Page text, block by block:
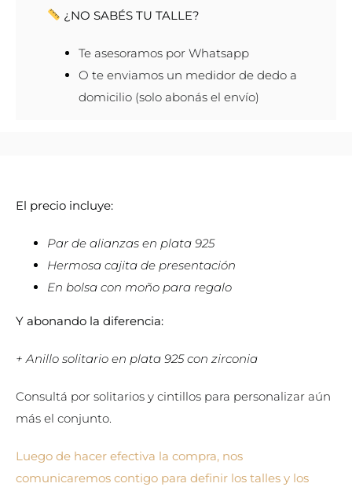
¿NO SABÉS TU TALLE?
Te asesoramos por Whatsapp
O te enviamos un medidor de dedo a
domicilio (solo abonás el envío)
El precio incluye:
Par de alianzas en plata 925
Hermosa cajita de presentación
En bolsa con moño para regalo
Y abonando la diferencia:
+ Anillo solitario en plata 925 con zirconia
Consultá por solitarios y cintillos para personalizar aún
más el conjunto.
Luego de hacer efectiva la compra, nos
comunicaremos contigo para definir los talles y los